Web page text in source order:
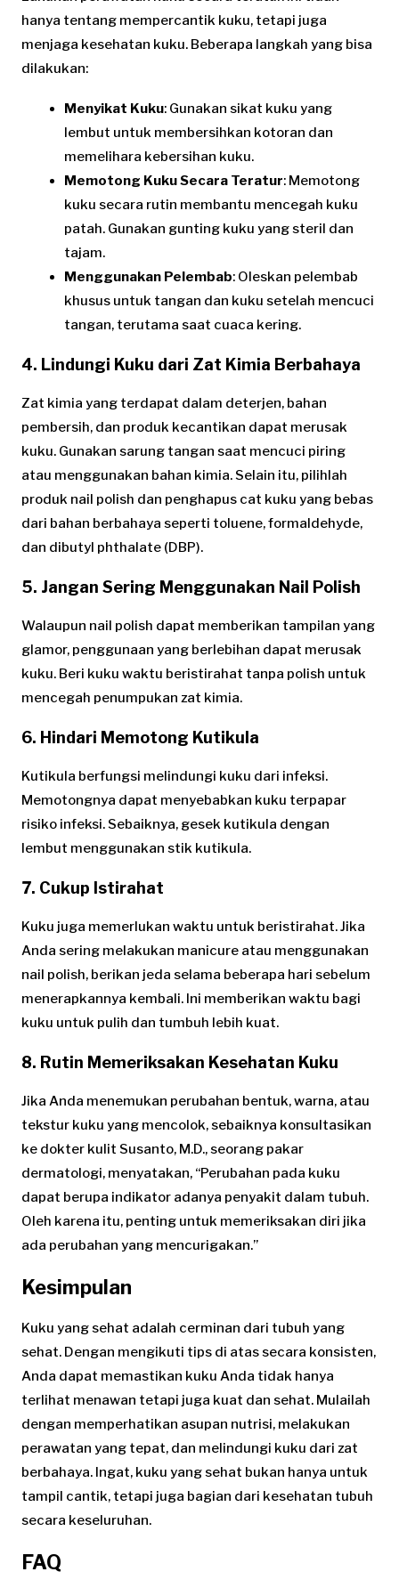
hanya tentang mempercantik kuku, tetapi juga
menjaga kesehatan kuku. Beberapa langkah yang bisa
dilakukan:
Menyikat Kuku: Gunakan sikat kuku yang
lembut untuk membersihkan kotoran dan
memelihara kebersihan kuku.
Memotong Kuku Secara Teratur: Memotong
kuku secara rutin membantu mencegah kuku
patah. Gunakan gunting kuku yang steril dan
tajam.
Menggunakan Pelembab: Oleskan pelembab
khusus untuk tangan dan kuku setelah mencuci
tangan, terutama saat cuaca kering.
4. Lindungi Kuku dari Zat Kimia Berbahaya
Zat kimia yang terdapat dalam deterjen, bahan
pembersih, dan produk kecantikan dapat merusak
kuku. Gunakan sarung tangan saat mencuci piring
atau menggunakan bahan kimia. Selain itu, pilihlah
produk nail polish dan penghapus cat kuku yang bebas
dari bahan berbahaya seperti toluene, formaldehyde,
dan dibutyl phthalate (DBP).
5. Jangan Sering Menggunakan Nail Polish
Walaupun nail polish dapat memberikan tampilan yang
glamor, penggunaan yang berlebihan dapat merusak
kuku. Beri kuku waktu beristirahat tanpa polish untuk
mencegah penumpukan zat kimia.
6. Hindari Memotong Kutikula
Kutikula berfungsi melindungi kuku dari infeksi.
Memotongnya dapat menyebabkan kuku terpapar
risiko infeksi. Sebaiknya, gesek kutikula dengan
lembut menggunakan stik kutikula.
7. Cukup Istirahat
Kuku juga memerlukan waktu untuk beristirahat. Jika
Anda sering melakukan manicure atau menggunakan
nail polish, berikan jeda selama beberapa hari sebelum
menerapkannya kembali. Ini memberikan waktu bagi
kuku untuk pulih dan tumbuh lebih kuat.
8. Rutin Memeriksakan Kesehatan Kuku
Jika Anda menemukan perubahan bentuk, warna, atau
tekstur kuku yang mencolok, sebaiknya konsultasikan
ke dokter kulit Susanto, M.D., seorang pakar
dermatologi, menyatakan, “Perubahan pada kuku
dapat berupa indikator adanya penyakit dalam tubuh.
Oleh karena itu, penting untuk memeriksakan diri jika
ada perubahan yang mencurigakan.”
Kesimpulan
Kuku yang sehat adalah cerminan dari tubuh yang
sehat. Dengan mengikuti tips di atas secara konsisten,
Anda dapat memastikan kuku Anda tidak hanya
terlihat menawan tetapi juga kuat dan sehat. Mulailah
dengan memperhatikan asupan nutrisi, melakukan
perawatan yang tepat, dan melindungi kuku dari zat
berbahaya. Ingat, kuku yang sehat bukan hanya untuk
tampil cantik, tetapi juga bagian dari kesehatan tubuh
secara keseluruhan.
FAQ